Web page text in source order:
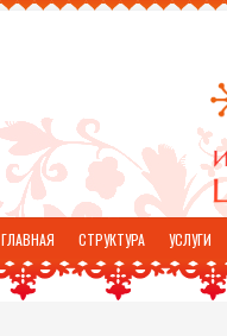
ГЛАВНАЯ СТРУКТУРА УСЛУГИ
ОТЗЫВЫ